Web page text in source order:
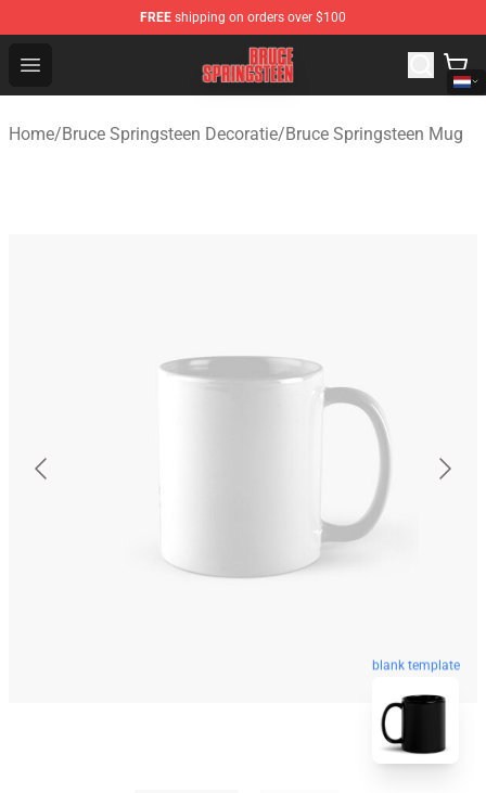
FREE shipping on orders over $100
Open menu
Bruce Springsteen Store - Official Bruce Springsteen
Home/Bruce Springsteen Decoratie/Bruce Springsteen Mug
blank template